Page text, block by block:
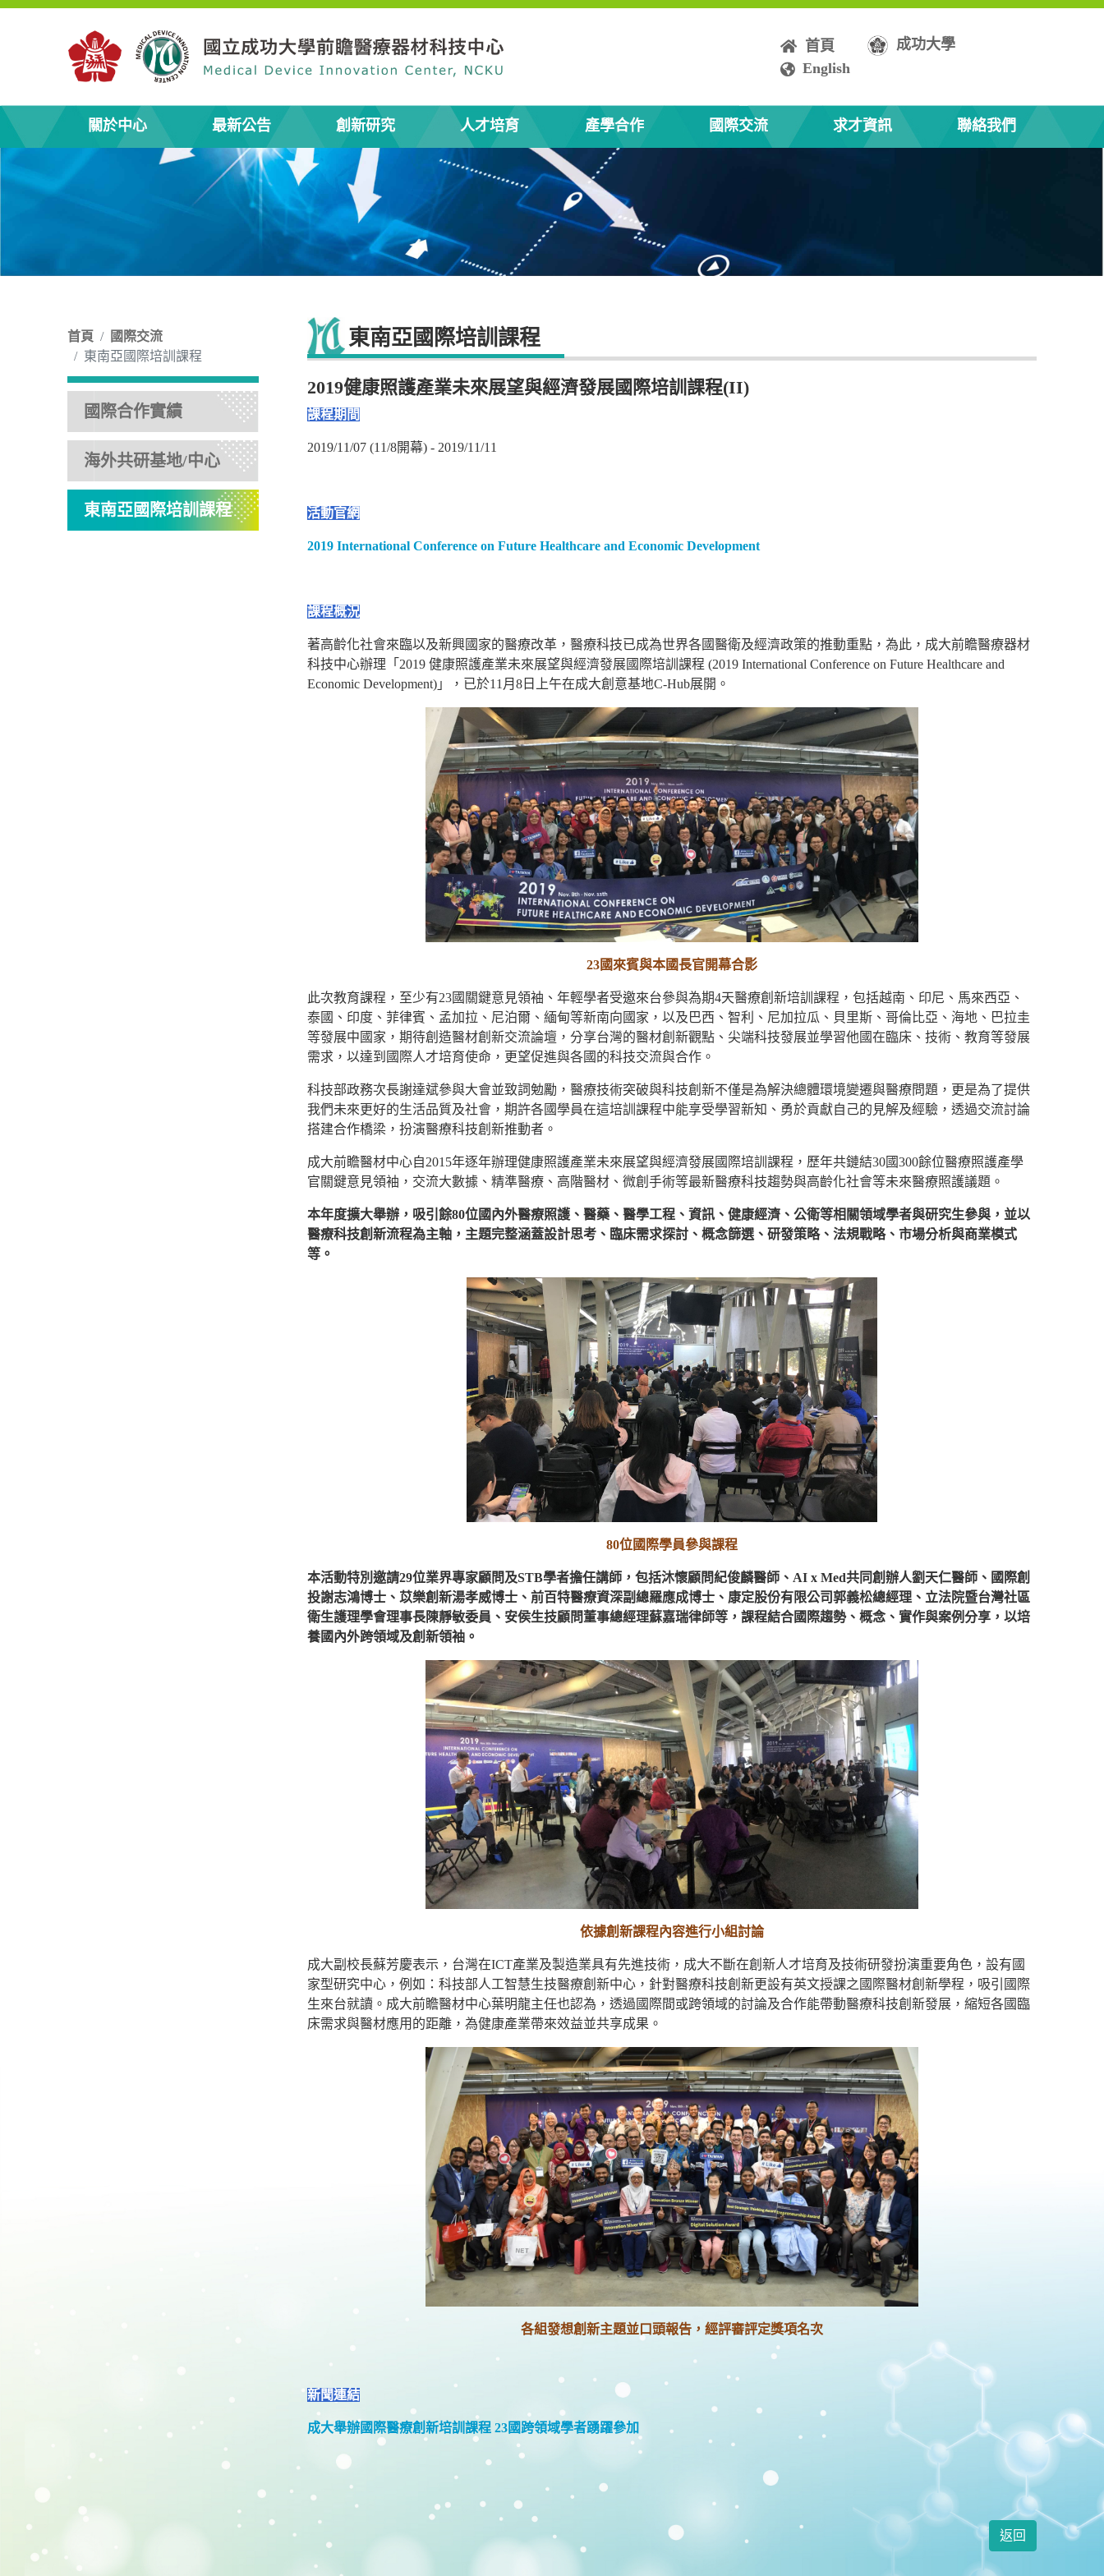
首頁
成功大學
English
關於中心 最新公告 創新研究 人才培育 產學合作 國際交流 求才資訊 聯絡我們
首頁
國際交流
東南亞國際培訓課程
國際合作實績
海外共研基地/中心
東南亞國際培訓課程
東南亞國際培訓課程
2019健康照護產業未來展望與經濟發展國際培訓課程(II)
課程期間
2019/11/07 (11/8開幕) - 2019/11/11
活動官網
2019 International Conference on Future Healthcare and Economic Development
課程概況
著高齡化社會來臨以及新興國家的醫療改革，醫療科技已成為世界各國醫衛及經濟政策的推動重點，為此，成大前瞻醫療器材
科技中心辦理「2019 健康照護產業未來展望與經濟發展國際培訓課程 (2019 International Conference on Future Healthcare and
Economic Development)」，已於11月8日上午在成大創意基地C-Hub展開。
23國來賓與本國長官開幕合影
此次教育課程，至少有23國關鍵意見領袖、年輕學者受邀來台參與為期4天醫療創新培訓課程，包括越南、印尼、馬來西亞、
泰國、印度、菲律賓、孟加拉、尼泊爾、緬甸等新南向國家，以及巴西、智利、尼加拉瓜、貝里斯、哥倫比亞、海地、巴拉圭
等發展中國家，期待創造醫材創新交流論壇，分享台灣的醫材創新觀點、尖端科技發展並學習他國在臨床、技術、教育等發展
需求，以達到國際人才培育使命，更望促進與各國的科技交流與合作。
科技部政務次長謝達斌參與大會並致詞勉勵，醫療技術突破與科技創新不僅是為解決總體環境變遷與醫療問題，更是為了提供
我們未來更好的生活品質及社會，期許各國學員在這培訓課程中能享受學習新知、勇於貢獻自己的見解及經驗，透過交流討論
搭建合作橋梁，扮演醫療科技創新推動者。
成大前瞻醫材中心自2015年逐年辦理健康照護產業未來展望與經濟發展國際培訓課程，歷年共鏈結30國300餘位醫療照護產學
官關鍵意見領袖，交流大數據、精準醫療、高階醫材、微創手術等最新醫療科技趨勢與高齡化社會等未來醫療照護議題。
本年度擴大舉辦，吸引餘80位國內外醫療照護、醫藥、醫學工程、資訊、健康經濟、公衛等相關領域學者與研究生參與，並以
醫療科技創新流程為主軸，主題完整涵蓋設計思考、臨床需求探討、概念篩選、研發策略、法規戰略、市場分析與商業模式
等。
80位國際學員參與課程
本活動特別邀請29位業界專家顧問及STB學者擔任講師，包括沐懷顧問紀俊麟醫師、AI x Med共同創辦人劉天仁醫師、國際創
投謝志鴻博士、苡樂創新湯孝威博士、前百特醫療資深副總羅應成博士、康定股份有限公司郭義松總經理、立法院暨台灣社區
衛生護理學會理事長陳靜敏委員、安侯生技顧問董事總經理蘇嘉瑞律師等，課程結合國際趨勢、概念、實作與案例分享，以培
養國內外跨領域及創新領袖。
依據創新課程內容進行小組討論
成大副校長蘇芳慶表示，台灣在ICT產業及製造業具有先進技術，成大不斷在創新人才培育及技術研發扮演重要角色，設有國
家型研究中心，例如：科技部人工智慧生技醫療創新中心，針對醫療科技創新更設有英文授課之國際醫材創新學程，吸引國際
生來台就讀。成大前瞻醫材中心葉明龍主任也認為，透過國際間或跨領域的討論及合作能帶動醫療科技創新發展，縮短各國臨
床需求與醫材應用的距離，為健康產業帶來效益並共享成果。
各組發想創新主題並口頭報告，經評審評定獎項名次
新聞連結
成大舉辦國際醫療創新培訓課程 23國跨領域學者踴躍參加
返回